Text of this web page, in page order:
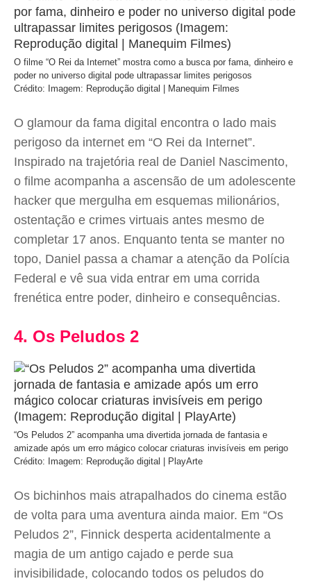
O filme “O Rei da Internet” mostra como a busca por fama, dinheiro e
poder no universo digital pode ultrapassar limites perigosos
Crédito: Imagem: Reprodução digital | Manequim Filmes
O glamour da fama digital encontra o lado mais
perigoso da internet em “O Rei da Internet”.
Inspirado na trajetória real de Daniel Nascimento,
o filme acompanha a ascensão de um adolescente
hacker que mergulha em esquemas milionários,
ostentação e crimes virtuais antes mesmo de
completar 17 anos. Enquanto tenta se manter no
topo, Daniel passa a chamar a atenção da Polícia
Federal e vê sua vida entrar em uma corrida
frenética entre poder, dinheiro e consequências.
4. Os Peludos 2
“Os Peludos 2” acompanha uma divertida jornada de fantasia e
amizade após um erro mágico colocar criaturas invisíveis em perigo
Crédito: Imagem: Reprodução digital | PlayArte
Os bichinhos mais atrapalhados do cinema estão
de volta para uma aventura ainda maior. Em “Os
Peludos 2”, Finnick desperta acidentalmente a
magia de um antigo cajado e perde sua
invisibilidade, colocando todos os peludos do